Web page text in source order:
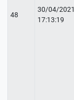
48
30/04/2021
17:13:19